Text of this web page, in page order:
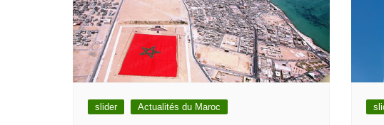
slider Actualités du Maroc